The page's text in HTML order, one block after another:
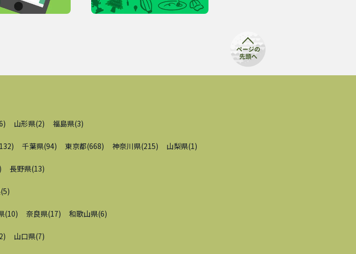
) 山形県(2) 福島県(3)
132) 千葉県(94) 東京都(668) 神奈川県(215) 山梨県(1)
) 長野県(13)
(5)
(10) 奈良県(17) 和歌山県(6)
) 山口県(7)